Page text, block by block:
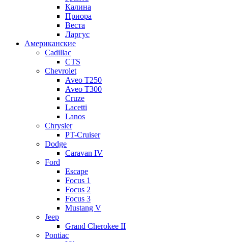
Калина
Приора
Веста
Ларгус
Американские
Cadillac
CTS
Chevrolet
Aveo Т250
Aveo T300
Cruze
Lacetti
Lanos
Chrysler
PT-Cruiser
Dodge
Caravan IV
Ford
Escape
Focus 1
Focus 2
Focus 3
Mustang V
Jeep
Grand Cherokee II
Pontiac